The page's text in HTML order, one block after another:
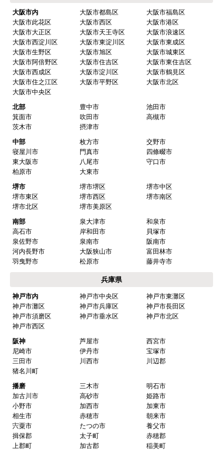
大阪市内 大阪市都島区
大阪市福島区
大阪市此花区
大阪市西区
大阪市港区
大阪市大正区
大阪市天王寺区
大阪市浪速区
大阪市西淀川区
大阪市東淀川区
大阪市東成区
大阪市生野区
大阪市旭区
大阪市城東区
大阪市阿倍野区
大阪市住吉区
大阪市東住吉区
大阪市西成区
大阪市淀川区
大阪市鶴見区
大阪市住之江区
大阪市平野区
大阪市北区
大阪市中央区
北部
豊中市
池田市
箕面市
吹田市
高槻市
茨木市
摂津市
中部
枚方市
交野市
寝屋川市
門真市
四條畷市
東大阪市
八尾市
守口市
柏原市
大東市
堺市
堺市堺区
堺市中区
堺市東区
堺市西区
堺市南区
堺市北区
堺市美原区
南部
泉大津市
和泉市
高石市
岸和田市
貝塚市
泉佐野市
泉南市
阪南市
河内長野市
大阪狭山市
富田林市
羽曳野市
松原市 藤井寺市
兵庫県
神戸市内 神戸市中央区
神戸市東灘区
神戸市灘区
神戸市兵庫区
神戸市長田区
神戸市須磨区
神戸市垂水区
神戸市北区
神戸市西区
阪神
芦屋市
西宮市
尼崎市
伊丹市
宝塚市
三田市
川西市
川辺郡
猪名川町
播磨
三木市
明石市
加古川市
高砂市
姫路市
小野市
加西市
加東市
相生市
赤穂市
朝来市
宍粟市
たつの市
養父市
揖保郡
太子町
赤穂郡
上郡町
加古郡
稲美町